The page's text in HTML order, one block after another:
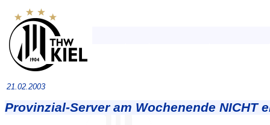
21.02.2003
Provinzial-Server am Wochenende NICHT